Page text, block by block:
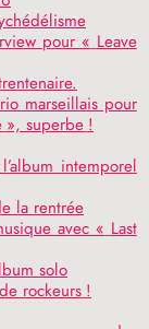
pour « Leave
marseillais pour
», superbe !
intemporel
la rentrée
avec « Last
solo
rockeurs !